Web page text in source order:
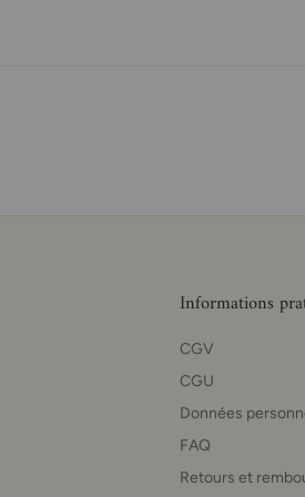
Informations
CGV
CGU
Données
FAQ
Retours et